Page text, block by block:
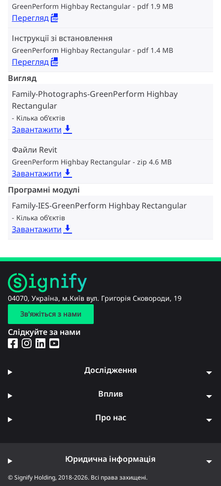
GreenPerform Highbay Rectangular pdf 1.9 MB
Перегляд
Інструкції зі встановлення
GreenPerform Highbay Rectangular pdf 1.4 MB
Перегляд
Вигляд
Family-Photographs-GreenPerform Highbay
Rectangular
Кілька об‘єктів
Завантажити
Файли Revit
GreenPerform Highbay Rectangular zip 4.6 MB
Завантажити
Програмні модулі
Family-IES-GreenPerform Highbay Rectangular
Кілька об‘єктів
Завантажити
04070, Україна, м.Київ вул. Григорія Сковороди, 19
Зв'яжіться з нами
Слідкуйте за нами
Дослідження
Вплив
Про нас
© Signify Holding, 2018-2026. Всі права захищені.
Юридична інформація